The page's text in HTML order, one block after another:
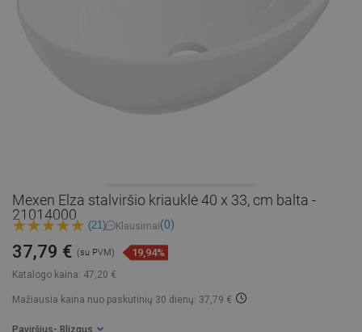
Mexen Elza stalviršio kriauklė 40 x 33, cm balta -
21014000
(21) Klausimai(0)
Katalogo kaina: 47,20 €
37,79 € (su PVM) 19,94%
Mažiausia kaina nuo paskutinių 30 dienų: 37,79 €
Paviršius - Blizgus